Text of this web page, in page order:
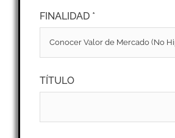
FINALIDAD *
TÍTULO